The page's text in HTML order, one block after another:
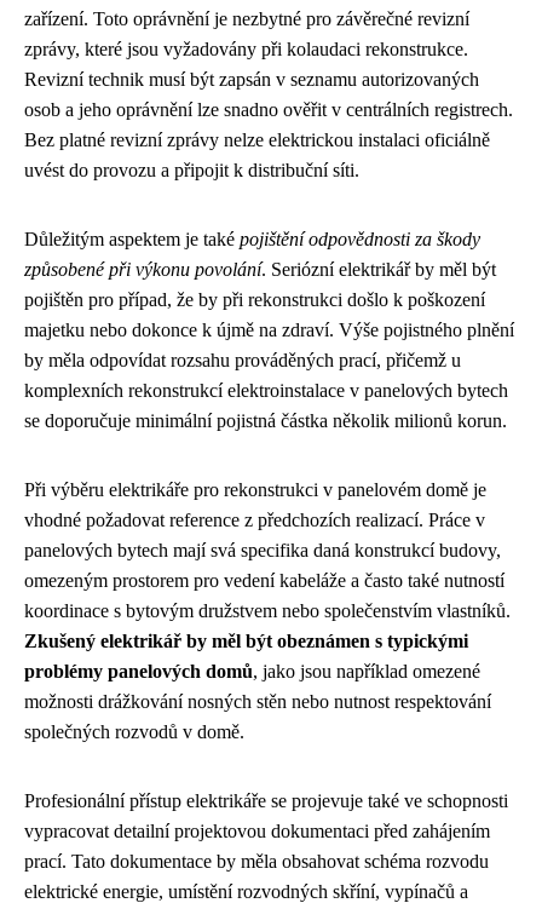
zařízení. Toto oprávnění je nezbytné pro závěrečné revizní
zprávy, které jsou vyžadovány při kolaudaci rekonstrukce.
Revizní technik musí být zapsán v seznamu autorizovaných
osob a jeho oprávnění lze snadno ověřit v centrálních registrech.
Bez platné revizní zprávy nelze elektrickou instalaci oficiálně
uvést do provozu a připojit k distribuční síti.
Důležitým aspektem je také pojištění odpovědnosti za škody
způsobené při výkonu povolání. Seriózní elektrikář by měl být
pojištěn pro případ, že by při rekonstrukci došlo k poškození
majetku nebo dokonce k újmě na zdraví. Výše pojistného plnění
by měla odpovídat rozsahu prováděných prací, přičemž u
komplexních rekonstrukcí elektroinstalace v panelových bytech
se doporučuje minimální pojistná částka několik milionů korun.
Při výběru elektrikáře pro rekonstrukci v panelovém domě je
vhodné požadovat reference z předchozích realizací. Práce v
panelových bytech mají svá specifika daná konstrukcí budovy,
omezeným prostorem pro vedení kabeláže a často také nutností
koordinace s bytovým družstvem nebo společenstvím vlastníků.
Zkušený elektrikář by měl být obeznámen s typickými
problémy panelových domů, jako jsou například omezené
možnosti drážkování nosných stěn nebo nutnost respektování
společných rozvodů v domě.
Profesionální přístup elektrikáře se projevuje také ve schopnosti
vypracovat detailní projektovou dokumentaci před zahájením
prací. Tato dokumentace by měla obsahovat schéma rozvodu
elektrické energie, umístění rozvodných skříní, vypínačů a